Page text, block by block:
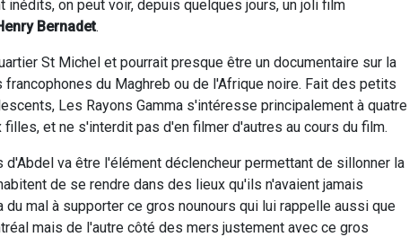
on peut voir, depuis quelques jours, un joli film
Bernadet.
St Michel et pourrait presque être un documentaire sur la
du Maghreb ou de l'Afrique noire. Fait des petits
Les Rayons Gamma s'intéresse principalement à quatre
et ne s'interdit pas d'en filmer d'autres au cours du film.
va être l'élément déclencheur permettant de sillonner la
de se rendre dans des lieux qu'ils n'avaient jamais
mal à supporter ce gros nounours qui lui rappelle aussi que
mais de l'autre côté des mers justement avec ce gros